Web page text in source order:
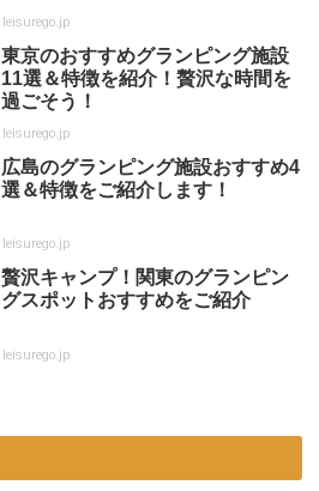
leisurego.jp
東京のおすすめグランピング施設
11選＆特徴を紹介！贅沢な時間を
過ごそう！
leisurego.jp
広島のグランピング施設おすすめ4
選＆特徴をご紹介します！
leisurego.jp
贅沢キャンプ！関東のグランピン
グスポットおすすめをご紹介
leisurego.jp